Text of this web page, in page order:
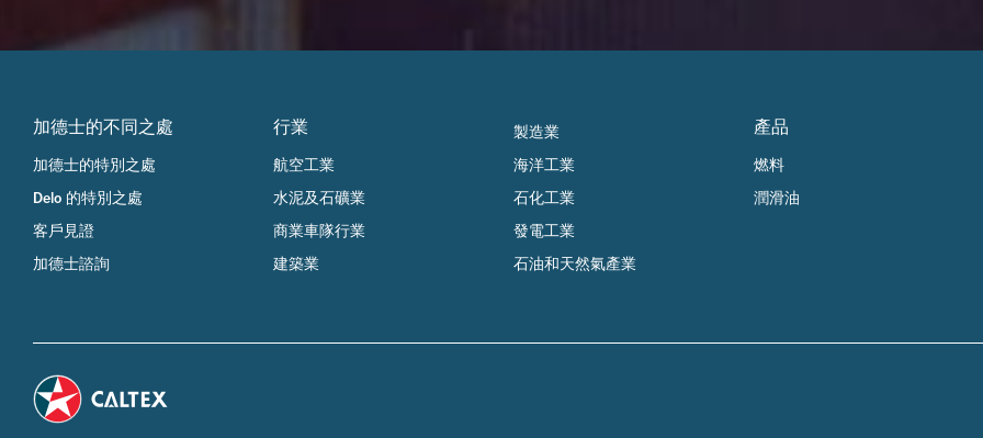
加德士的不同之處
加德士的特別之處
Delo 的特別之處
客戶見證
加德士諮詢
行業
航空工業
水泥及石礦業
商業車隊行業
建築業
製造業
海洋工業
石化工業
發電工業
石油和天然氣產業
產品
燃料
潤滑油